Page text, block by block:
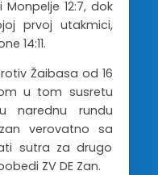
12:7, dok
prvoj utakmici,
14:11.
Žaibasa od 16
u tom susretu
narednu rundu
verovatno sa
sutra za drugo
ZV DE Zan.